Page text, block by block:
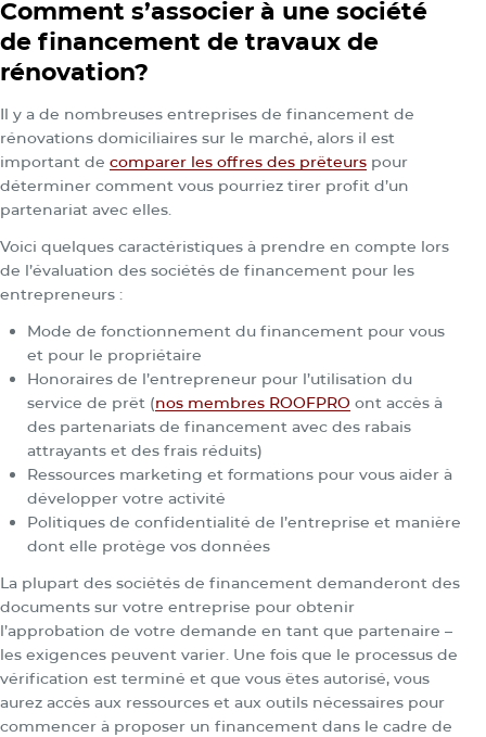
Comment s’associer à une société
de financement de travaux de
rénovation?
Il y a de nombreuses entreprises de financement de
rénovations domiciliaires sur le marché, alors il est
important de comparer les offres des prêteurs pour
déterminer comment vous pourriez tirer profit d’un
partenariat avec elles.
Voici quelques caractéristiques à prendre en compte lors
de l’évaluation des sociétés de financement pour les
entrepreneurs :
Mode de fonctionnement du financement pour vous
et pour le propriétaire
Honoraires de l’entrepreneur pour l’utilisation du
service de prêt (nos membres ROOFPRO ont accès à
des partenariats de financement avec des rabais
attrayants et des frais réduits)
Ressources marketing et formations pour vous aider à
développer votre activité
Politiques de confidentialité de l’entreprise et manière
dont elle protège vos données
La plupart des sociétés de financement demanderont des
documents sur votre entreprise pour obtenir
l’approbation de votre demande en tant que partenaire –
les exigences peuvent varier. Une fois que le processus de
vérification est terminé et que vous êtes autorisé, vous
aurez accès aux ressources et aux outils nécessaires pour
commencer à proposer un financement dans le cadre de